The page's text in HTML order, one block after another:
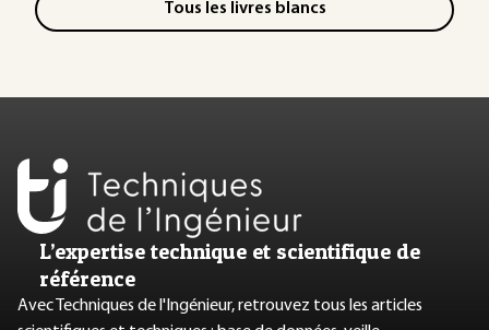
Tous les livres blancs
L’expertise technique et scientifique de
référence
Avec Techniques de l'Ingénieur, retrouvez tous les articles